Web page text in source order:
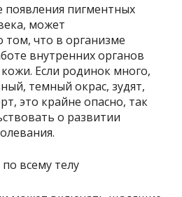
появления пигментных
может
том, что в организме
внутренних органов
Если родинок много,
темный окрас, зудят,
это крайне опасно, так
о развитии